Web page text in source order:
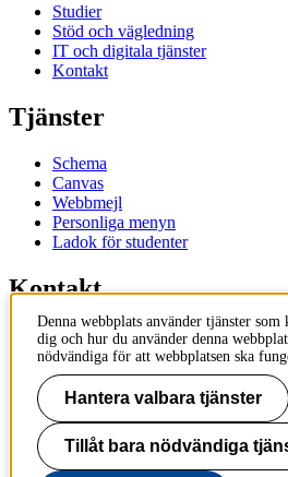
Studier
Stöd och vägledning
IT och digitala tjänster
Kontakt
Tjänster
Schema
Canvas
Webbmejl
Personliga menyn
Ladok för studenter
Kontakt
Kontakta utbildningsprogram
Kontakta kurs
IT-support
KTH Entré
KTH
100 44 Stockholm
Denna webbplats använder tjänster
dig och hur du använder denna
nödvändiga för att webbplatsen ska
Hantera valbara tjänster
Tillåt bara nödvändiga